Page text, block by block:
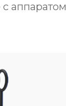
с аппаратом